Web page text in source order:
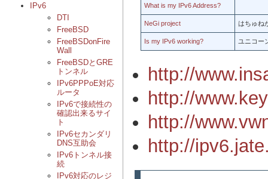
IPv6
DTI
FreeBSD
FreeBSDonFire
Wall
FreeBSDとGRE
トンネル
IPv6PPPoE対応
ルータ
IPv6で接続性の
確認出来るサイ
ト
IPv6セカンダリ
DNS互助会
IPv6トンネル接
続
IPv6対応のレジ
What is my IPv6 Address?
NeGi project はちゅね
Is my IPv6 working? ユニコー
http://
http://
http://
http://